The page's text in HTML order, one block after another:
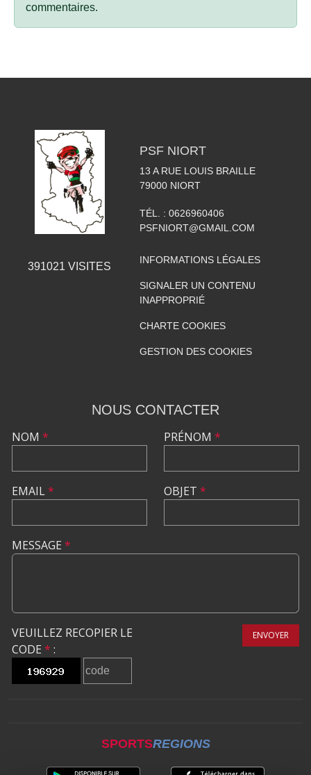
commentaires.
391021 VISITES
PSF NIORT
13 A RUE LOUIS BRAILLE
79000 NIORT
TÉL. : 0626960406
PSFNIORT@GMAIL.COM
INFORMATIONS LÉGALES
SIGNALER UN CONTENU
INAPPROPRIÉ
CHARTE COOKIES
GESTION DES COOKIES
NOUS CONTACTER
NOM *
EMAIL*
PRÉNOM *
OBJET *
MESSAGE *
VEUILLEZ RECOPIER LE
CODE * :
ENVOYER
SPORTSREGIONS